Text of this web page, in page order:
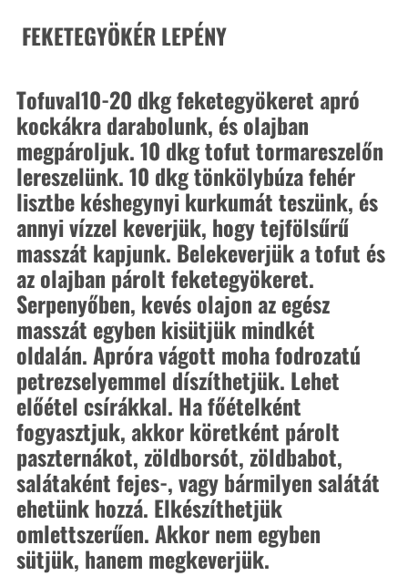
FEKETEGYÖKÉR LEPÉNY
Tofuval10-20 dkg feketegyökeret apró
kockákra darabolunk, és olajban
megpároljuk. 10 dkg tofut tormareszelőn
lereszelünk. 10 dkg tönkölybúza fehér
lisztbe késhegynyi kurkumát teszünk, és
annyi vízzel keverjük, hogy tejfölsűrű
masszát kapjunk. Belekeverjük a tofut és
az olajban párolt feketegyökeret.
Serpenyőben, kevés olajon az egész
masszát egyben kisütjük mindkét
oldalán. Apróra vágott moha fodrozatú
petrezselyemmel díszíthetjük. Lehet
előétel csírákkal. Ha főételként
fogyasztjuk, akkor köretként párolt
paszternákot, zöldborsót, zöldbabot,
salátaként fejes-, vagy bármilyen salátát
ehetünk hozzá. Elkészíthetjük
omlettszerűen. Akkor nem egyben
sütjük, hanem megkeverjük.